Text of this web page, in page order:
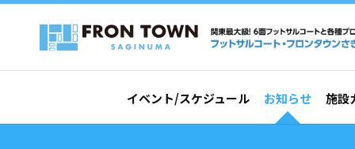
イベント/スケジュール お知らせ 施設